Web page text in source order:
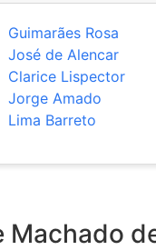
Guimarães Rosa
José de Alencar
Clarice Lispector
Jorge Amado
Lima Barreto
Machado